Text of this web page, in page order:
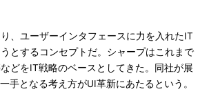
、ユーザーインタフェースに力を入れたIT
とするコンセプトだ。シャープはこれまで
どをIT戦略のベースとしてきた。同社が展
手となる考え方がUI革新にあたるという。